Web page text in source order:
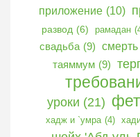
приложение (10)
развод (6) рамадан
свадьба (9) смерть
таяммум (9)
уроки (21)
хадж и `умра (4)